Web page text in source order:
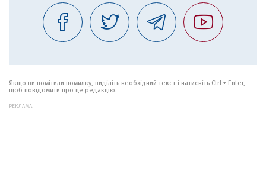
Якщо ви помітили помилку, виділіть необхідний текст і натисніть Ctrl + Enter,
щоб повідомити про це редакцію.
РЕКЛАМА: